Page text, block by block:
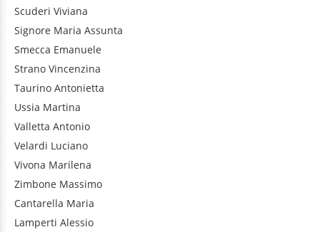
Scuderi Viviana
Signore Maria Assunta
Smecca Emanuele
Strano Vincenzina
Taurino Antonietta
Ussia Martina
Valletta Antonio
Velardi Luciano
Vivona Marilena
Zimbone Massimo
Cantarella Maria
Lamperti Alessio